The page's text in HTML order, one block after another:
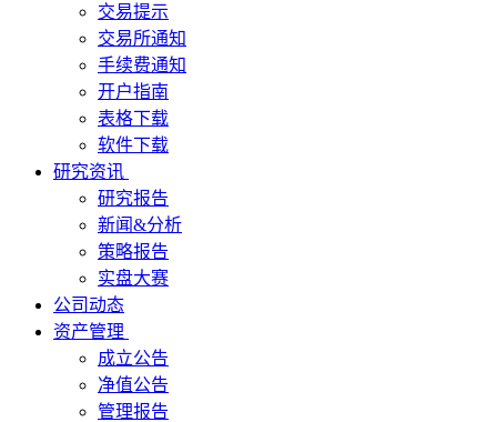
交易提示
交易所通知
手续费通知
开户指南
表格下载
软件下载
研究资讯
研究报告
新闻&分析
策略报告
实盘大赛
公司动态
资产管理
成立公告
净值公告
管理报告